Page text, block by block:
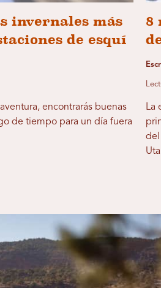
invernales más
de esquí
encontrarás buenas
de tiempo para un día fuera
8
La
del